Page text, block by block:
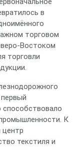
в
торговом
торговли
К
центр
текстиля и